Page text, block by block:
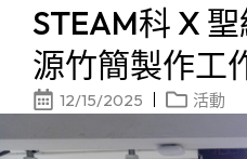
STEAM科 X
源竹簡製作工
12/15/2025 活動